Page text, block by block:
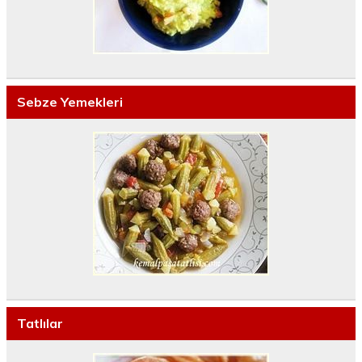
Sebze Yemekleri
Tatlılar